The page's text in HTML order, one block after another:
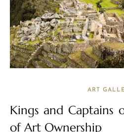
ART
Kings and Captains
of Art Ownership